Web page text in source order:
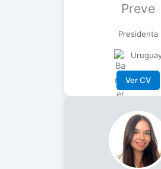
Preve
Presidenta
Ver CV